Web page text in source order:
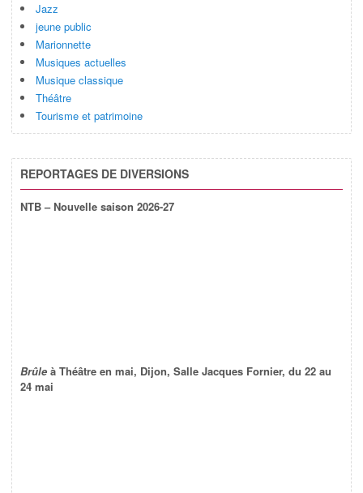
Jazz
jeune public
Marionnette
Musiques actuelles
Musique classique
Théâtre
Tourisme et patrimoine
REPORTAGES DE DIVERSIONS
NTB – Nouvelle saison 2026-27
Brûle à Théâtre en mai, Dijon, Salle Jacques Fornier, du 22 au
24 mai